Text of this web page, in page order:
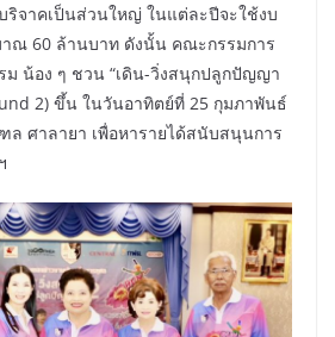
ริจาคเป็นส่วนใหญ่ ในแต่ละปีจะใช้งบ
ณ 60 ล้านบาท ดังนั้น คณะกรรมการ
ม น้อง ๆ ชวน “เดิน-วิ่งสนุกปลูกปัญญา
2) ขึ้น ในวันอาทิตย์ที่ 25 กุมภาพันธ์
ศาลายา เพื่อหารายได้สนับสนุนการ